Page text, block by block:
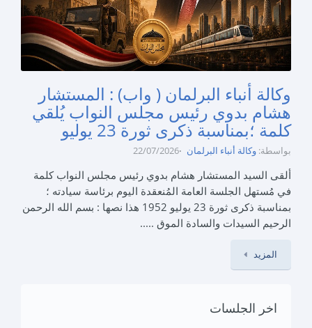
وكالة أنباء البرلمان ( واب) : المستشار
هشام بدوي رئيس مجلس النواب يُلقي
كلمة ؛بمناسبة ذكرى ثورة 23 يوليو
بواسطة: وكالة أنباء البرلمان 22/07/2026
ألقى السيد المستشار هشام بدوي رئيس مجلس النواب كلمة
في مُستهل الجلسة العامة المُنعقدة اليوم برئاسة سيادته ؛
بمناسبة ذكرى ثورة 23 يوليو 1952 هذا نصها : بسم الله الرحمن
الرحيم السيدات والسادة الموق .....
المزيد
اخر الجلسات